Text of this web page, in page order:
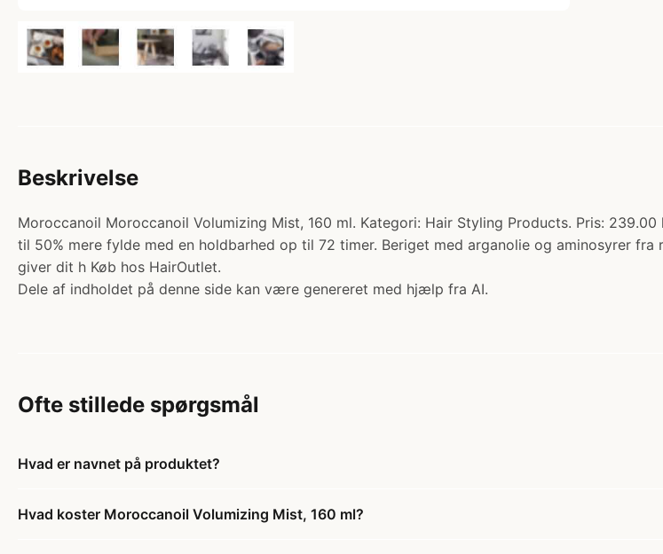
Beskrivelse
Moroccanoil Moroccanoil Volumizing Mist, 160 ml. Kategori: Hair Styling Products. Pris:
til 50% mere fylde med en holdbarhed op til 72 timer. Beriget med arganolie og aminosyrer
giver dit h Køb hos HairOutlet.
Dele af indholdet på denne side kan være genereret med hjælp fra AI.
Ofte stillede spørgsmål
Hvad er navnet på produktet?
Hvad koster Moroccanoil Volumizing Mist, 160 ml?